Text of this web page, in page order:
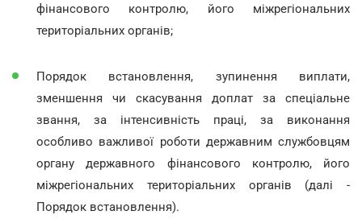
фінансового контролю, його міжрегіональних
територіальних органів;
Порядок встановлення, зупинення виплати,
зменшення чи скасування доплат за спеціальне
звання, за інтенсивність праці, за виконання
особливо важливої роботи державним службовцям
органу державного фінансового контролю, його
міжрегіональних територіальних органів (далі -
Порядок встановлення).